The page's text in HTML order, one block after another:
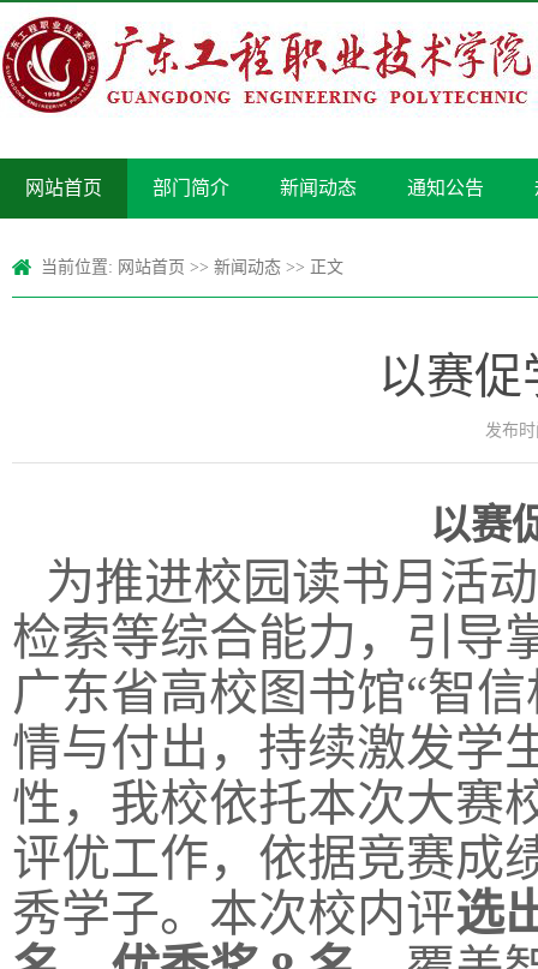
网站首页 部门简介 新闻动态 通知公告
当前位置: 网站首页 >> 新闻动态 >> 正文
以赛
发布时
以赛
为推进校园读书月活
检索等综合能力，引导
广东省高校图书馆“智
情与付出，持续激发学
性，我校依托本次大赛
评优工作，依据竞赛成
秀学子。本次校内评选